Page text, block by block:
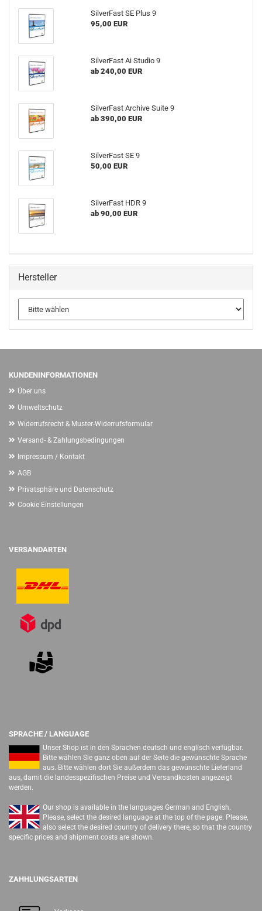
SilverFast SE Plus 9
95,00 EUR
SilverFast Ai Studio 9
ab 240,00 EUR
SilverFast Archive Suite 9
ab 390,00 EUR
SilverFast SE 9
50,00 EUR
SilverFast HDR 9
ab 90,00 EUR
Hersteller
KUNDENINFORMATIONEN
Über uns
Umweltschutz
Widerrufsrecht & Muster-Widerrufsformular
Versand- & Zahlungsbedingungen
Impressum / Kontakt
AGB
Privatsphäre und Datenschutz
Cookie Einstellungen
VERSANDARTEN
SPRACHE / LANGUAGE
Unser Shop ist in den Sprachen deutsch und englisch verfügbar.
Bitte wählen Sie ganz oben auf der Seite die gewünschte Sprache
aus. Bitte wählen dort Sie außerdem das gewünschte Lieferland
aus, damit die landesspezifischen Preise und Versandkosten angezeigt
werden.
Our shop is available in the languages German and English.
Please, select the desired language at the top of the page. Please,
also select the desired country of delivery there, so that the country
specific prices and shipment costs are shown.
ZAHHLUNGSARTEN